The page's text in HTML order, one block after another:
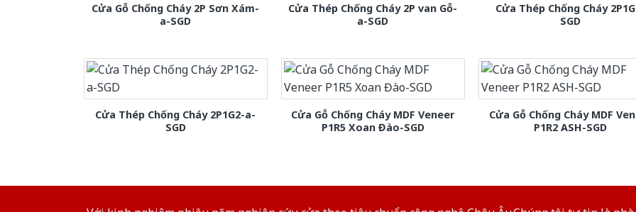
Cửa Gỗ Chống Cháy 2P Sơn Xám-
a-SGD
Cửa Thép Chống Cháy 2P van Gỗ-
a-SGD
Cửa Thép Chống Cháy
SGD
Cửa Thép Chống Cháy 2P1G2-a-
SGD
Cửa Gỗ Chống Cháy MDF Veneer
P1R5 Xoan Đào-SGD
Cửa Gỗ Chống Cháy MDF
P1R2 ASH-SGD